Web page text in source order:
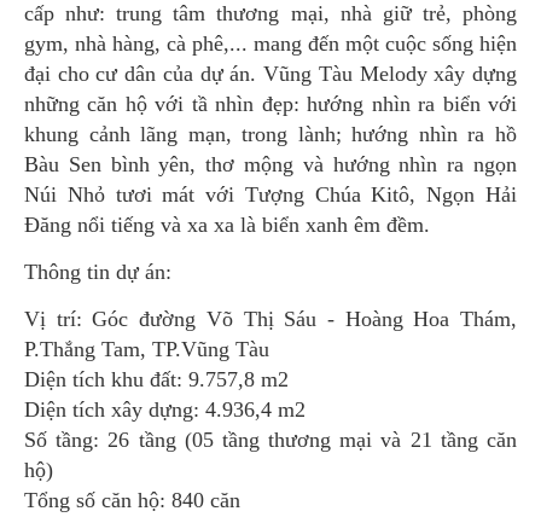
cấp như: trung tâm thương mại, nhà giữ trẻ, phòng
gym, nhà hàng, cà phê,... mang đến một cuộc sống hiện
đại cho cư dân của dự án. Vũng Tàu Melody xây dựng
những căn hộ với tầ nhìn đẹp: hướng nhìn ra biển với
khung cảnh lãng mạn, trong lành; hướng nhìn ra hồ
Bàu Sen bình yên, thơ mộng và hướng nhìn ra ngọn
Núi Nhỏ tươi mát với Tượng Chúa Kitô, Ngọn Hải
Đăng nổi tiếng và xa xa là biển xanh êm đềm.
Thông tin dự án:
Vị trí: Góc đường Võ Thị Sáu - Hoàng Hoa Thám,
P.Thắng Tam, TP.Vũng Tàu
Diện tích khu đất: 9.757,8 m2
Diện tích xây dựng: 4.936,4 m2
Số tầng: 26 tầng (05 tầng thương mại và 21 tầng căn
hộ)
Tổng số căn hộ: 840 căn